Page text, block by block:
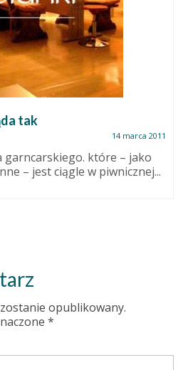
tak
14 marca 2011
garncarskiego. które – jako
– jest ciągle w piwnicznej...
opublikowany.
*